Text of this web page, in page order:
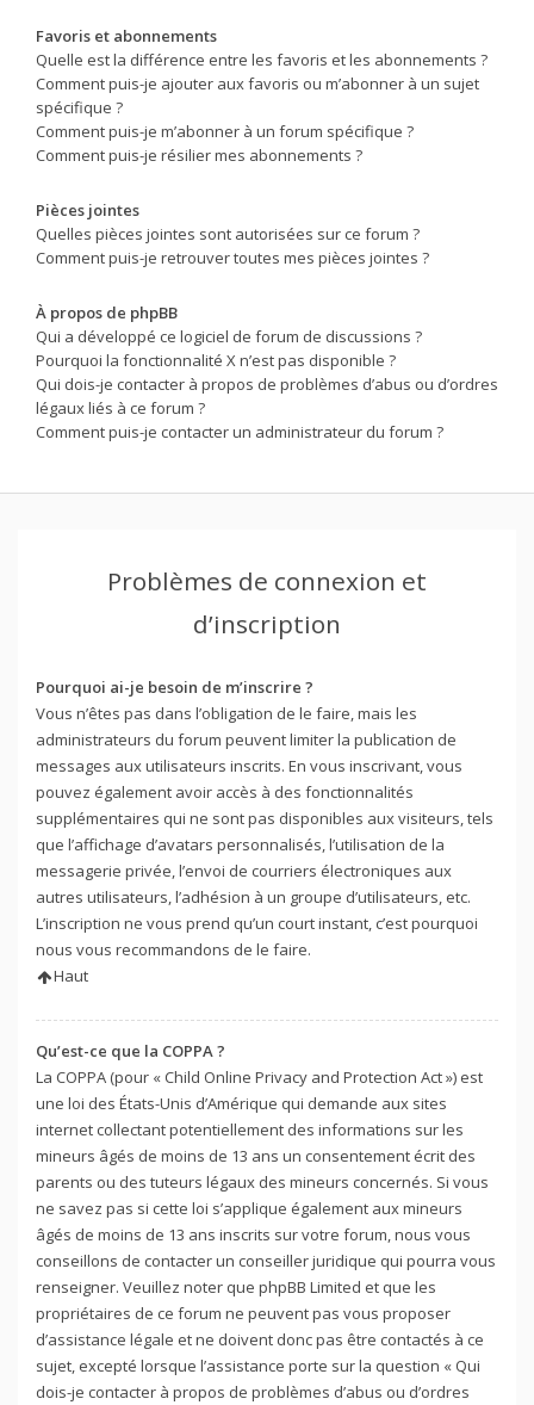
Favoris et abonnements
Quelle est la différence entre les favoris et les abonnements ?
Comment puis-je ajouter aux favoris ou m’abonner à un sujet
spécifique ?
Comment puis-je m’abonner à un forum spécifique ?
Comment puis-je résilier mes abonnements ?
Pièces jointes
Quelles pièces jointes sont autorisées sur ce forum ?
Comment puis-je retrouver toutes mes pièces jointes ?
À propos de phpBB
Qui a développé ce logiciel de forum de discussions ?
Pourquoi la fonctionnalité X n’est pas disponible ?
Qui dois-je contacter à propos de problèmes d’abus ou d’ordres
légaux liés à ce forum ?
Comment puis-je contacter un administrateur du forum ?
Problèmes de connexion et
d’inscription
Pourquoi ai-je besoin de m’inscrire ?
Vous n’êtes pas dans l’obligation de le faire, mais les
administrateurs du forum peuvent limiter la publication de
messages aux utilisateurs inscrits. En vous inscrivant, vous
pouvez également avoir accès à des fonctionnalités
supplémentaires qui ne sont pas disponibles aux visiteurs, tels
que l’affichage d’avatars personnalisés, l’utilisation de la
messagerie privée, l’envoi de courriers électroniques aux
autres utilisateurs, l’adhésion à un groupe d’utilisateurs, etc.
L’inscription ne vous prend qu’un court instant, c’est pourquoi
nous vous recommandons de le faire.
Haut
Qu’est-ce que la COPPA ?
La COPPA (pour « Child Online Privacy and Protection Act ») est
une loi des États-Unis d’Amérique qui demande aux sites
internet collectant potentiellement des informations sur les
mineurs âgés de moins de 13 ans un consentement écrit des
parents ou des tuteurs légaux des mineurs concernés. Si vous
ne savez pas si cette loi s’applique également aux mineurs
âgés de moins de 13 ans inscrits sur votre forum, nous vous
conseillons de contacter un conseiller juridique qui pourra vous
renseigner. Veuillez noter que phpBB Limited et que les
propriétaires de ce forum ne peuvent pas vous proposer
d’assistance légale et ne doivent donc pas être contactés à ce
sujet, excepté lorsque l’assistance porte sur la question « Qui
dois-je contacter à propos de problèmes d’abus ou d’ordres